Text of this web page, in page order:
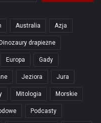
Australia Azja
drapieżne
Europa Gady
Jeziora Jura
Mitologia Morskie
Podcasty